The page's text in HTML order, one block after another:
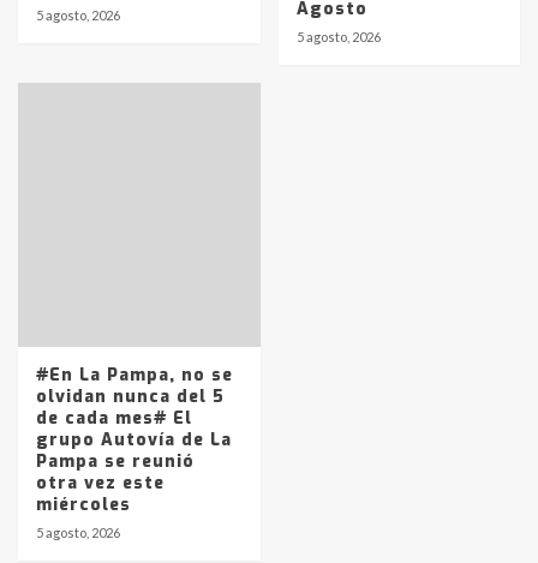
5 agosto, 2026
Agosto
5 agosto, 2026
#En La Pampa, no se
olvidan nunca del 5
de cada mes# El
grupo Autovía de La
Pampa se reunió
otra vez este
miércoles
5 agosto, 2026